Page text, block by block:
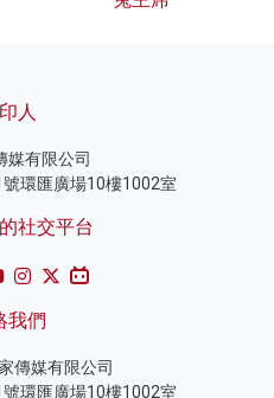
人
媒有限公司
環匯廣場10樓1002室
社交平台
我們
傳媒有限公司
環匯廣場10樓1002室